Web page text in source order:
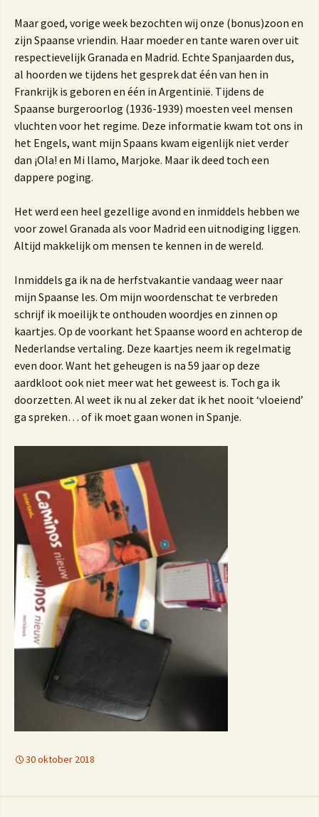
Maar goed, vorige week bezochten wij onze (bonus)zoon en
zijn Spaanse vriendin. Haar moeder en tante waren over uit
respectievelijk Granada en Madrid. Echte Spanjaarden dus,
al hoorden we tijdens het gesprek dat één van hen in
Frankrijk is geboren en één in Argentinië. Tijdens de
Spaanse burgeroorlog (1936-1939) moesten veel mensen
vluchten voor het regime. Deze informatie kwam tot ons in
het Engels, want mijn Spaans kwam eigenlijk niet verder
dan ¡Ola! en Mi llamo, Marjoke. Maar ik deed toch een
dappere poging.
Het werd een heel gezellige avond en inmiddels hebben we
voor zowel Granada als voor Madrid een uitnodiging liggen.
Altijd makkelijk om mensen te kennen in de wereld.
Inmiddels ga ik na de herfstvakantie vandaag weer naar
mijn Spaanse les. Om mijn woordenschat te verbreden
schrijf ik moeilijk te onthouden woordjes en zinnen op
kaartjes. Op de voorkant het Spaanse woord en achterop de
Nederlandse vertaling. Deze kaartjes neem ik regelmatig
even door. Want het geheugen is na 59 jaar op deze
aardkloot ook niet meer wat het geweest is. Toch ga ik
doorzetten. Al weet ik nu al zeker dat ik het nooit ‘vloeiend’
ga spreken… of ik moet gaan wonen in Spanje.
30 oktober 2018